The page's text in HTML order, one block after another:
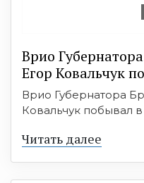
Врио
Егор Ковальчук
Врио Губернатора
Ковальчук побывал
Читать далее